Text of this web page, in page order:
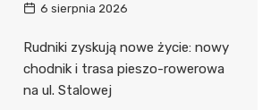
6 sierpnia 2026
Rudniki zyskują nowe życie: nowy
chodnik i trasa pieszo-rowerowa
na ul. Stalowej